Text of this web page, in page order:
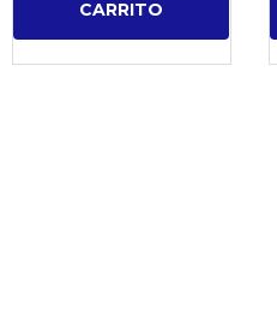
CARRITO